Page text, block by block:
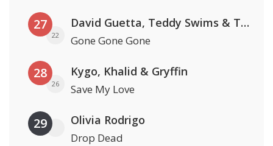
27
22
David Guetta, Teddy Swims & Tones And I
Gone Gone Gone
28
26
Kygo, Khalid & Gryffin
Save My Love
29 Olivia Rodrigo
Drop Dead